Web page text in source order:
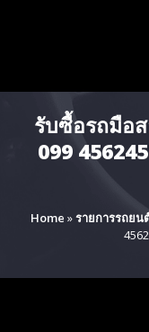
รับซื้อรถมือ
099
Home »รายการรถยน